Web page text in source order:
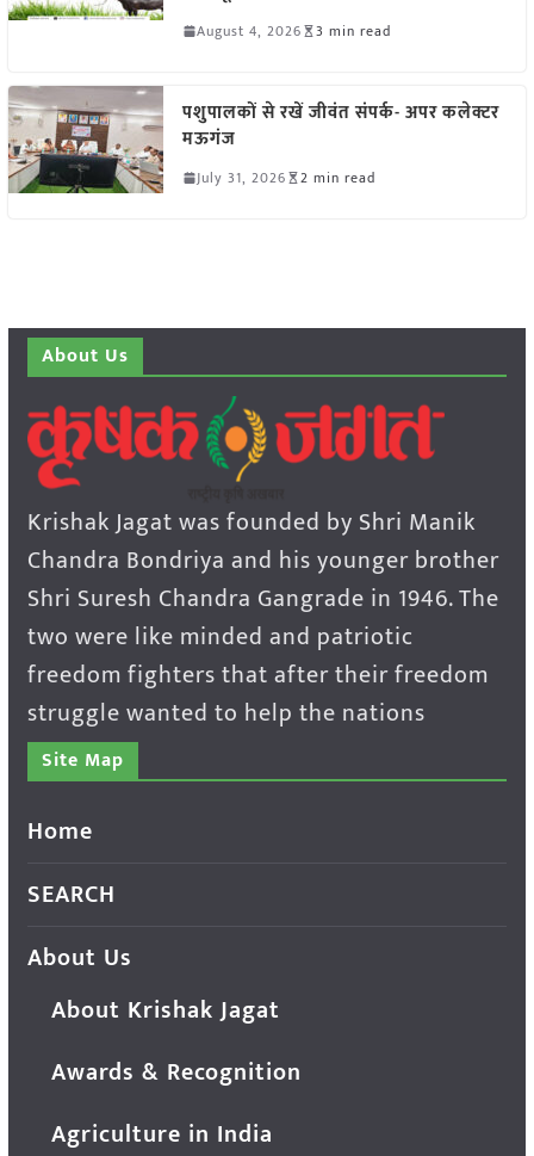
August 4, 2026 3 min read
पशुपालकों से रखें जीवंत संपर्क- अपर कलेक्टर
मऊगंज
July 31, 2026 2 min read
About Us
Krishak Jagat was founded by Shri Manik
Chandra Bondriya and his younger brother
Shri Suresh Chandra Gangrade in 1946. The
two were like minded and patriotic
freedom fighters that after their freedom
struggle wanted to help the nations
Site Map
Home
SEARCH
About Us
About Krishak Jagat
Awards & Recognition
Agriculture in India